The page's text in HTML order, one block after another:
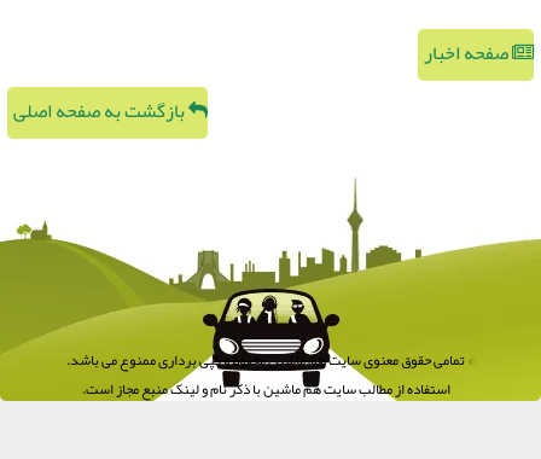
صفحه اخبار
بازگشت به صفحه اصلی
© تمامی حقوق معنوی سایت هم ماشین محفوظ و کپی برداری ممنوع می باشد.
استفاده از مطالب سایت هم ماشین با ذکر نام و لینک منبع مجاز است.